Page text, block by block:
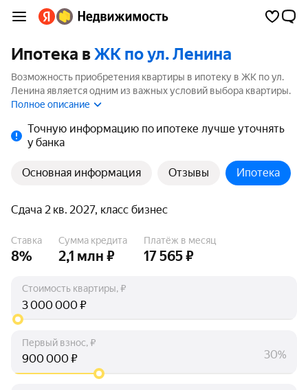
Ипотека вЖК по ул. Ленина
Возможность приобретения квартиры в ипотеку в ЖК по ул.
Ленина является одним из важных условий выбора квартиры.
На странице мы собрали программы кредитования банков для
Полное описание
Точную информацию по ипотеке лучше уточнять
у банка
Основная информация Отзывы Ипотека
Сдача 2 кв. 2027, класс бизнес
Ставка
8%
Сумма кредита
2,1 млн ₽
Платёж в месяц
17 565 ₽
Стоимость квартиры, ₽
₽
Первый взнос, ₽
₽ 30%